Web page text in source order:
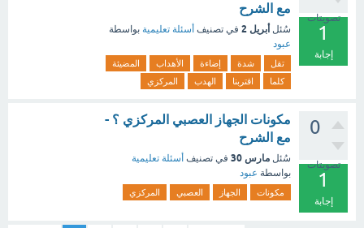
تصويتات
1
إجابة
مع الشرح
سُئل أبريل 2 في تصنيف أسئلة تعليمية بواسطة
عبود
تقل شدة إضاءة الأهداب
المضيئة
كلما
اقتربنا الهدب المركزي
0
تصويتات
1
إجابة
مكونات الجهاز العصبي المركزي ؟ -
مع الشرح
سُئل مارس 30 في تصنيف أسئلة تعليمية
بواسطة عبود
مكونات الجهاز العصبي المركزي